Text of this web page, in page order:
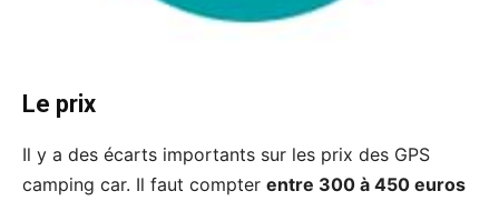
Le prix
Il y a des écarts importants sur les prix des GPS
camping car. Il faut compter entre 300 à 450 euros